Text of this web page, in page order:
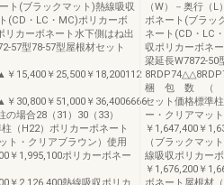
ト(ブラックマット)熱線吸収
(CD・LC・MC)ポリカーボ
リカーボネート水下側はね出
57型78-57型屋根材セット
15,400￥25,500￥18,200112
30,800￥51,000￥36,4006666
合28（31）30（33）
（H22）ポリカーボネート
ト・クリアブラウン）使用
￥1,995,100ポリカーボネー
￥2,126,400熱線吸収ポリカ
（W）－奥行（
ボネート(ブラッ
ネート(CD・LC
収ポリカーボネ
梁延長W7872-50
梱 包 数 （ ）
セット価格標準
ー・クリアマッ
￥1,647,400￥
（ブラックマッ
線吸収ポリカー
￥1,676,200￥
ボネート屋根材